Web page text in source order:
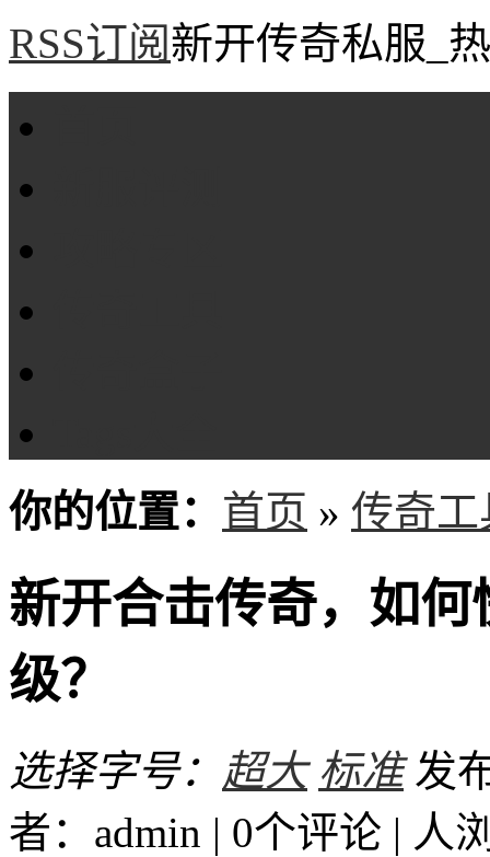
RSS订阅新开传奇私服_
你的位置： 首页 » 传奇工
新开合击传奇，如
级？
选择字号： 超大 标准 发
者：admin | 0个评论 | 人